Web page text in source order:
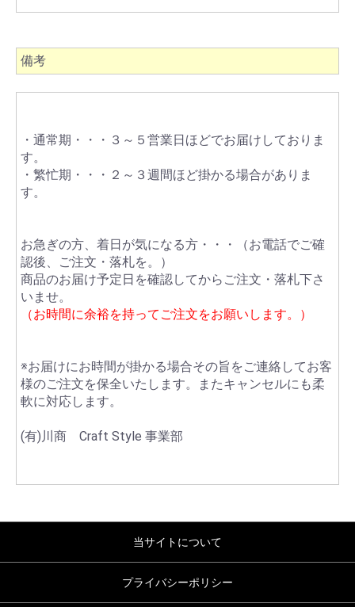
備考
・通常期・・・３～５営業日ほどでお届けしておりま
す。
・繁忙期・・・２～３週間ほど掛かる場合がありま
す。
お急ぎの方、着日が気になる方・・・（お電話でご確
認後、ご注文・落札を。）
商品のお届け予定日を確認してからご注文・落札下さ
いませ。
（お時間に余裕を持ってご注文をお願いします。）
※お届けにお時間が掛かる場合その旨をご連絡してお客
様のご注文を保全いたします。またキャンセルにも柔
軟に対応します。
(有)川商 Craft Style 事業部
当サイトについて
プライバシーポリシー